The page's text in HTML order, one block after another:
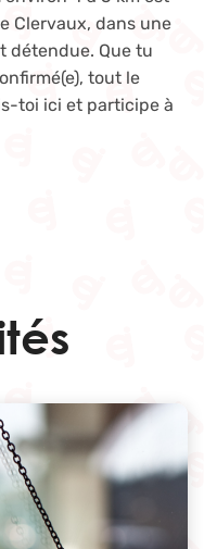
Clervaux, dans une
détendue. Que tu
tout le
toi ici et participe à